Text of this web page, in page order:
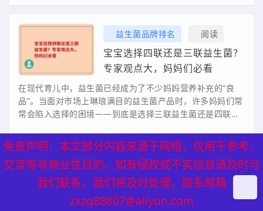
益生菌品牌排名 阅读
宝宝选择四联还是三联益生菌？
专家观点大，妈妈们必看
在现代育儿中，益生菌已经成为了不少妈妈营养补充的“良
品”。当面对市场上琳琅满目的益生菌产品时，许多妈妈们常
常会陷入选择的困境——到底是选择三联益生菌还是四联益
发布于1年前 · 413
益生菌作用功效 阅读
青少年如何通过肠道益生菌逆转
免责声明：本文部分内容来源于网络，仅用于参考、
交流等非商业性目的。如有侵权或不实信息请及时与
我们联系，我们将及时处理。联系邮箱
zxzq88807@aliyun.com